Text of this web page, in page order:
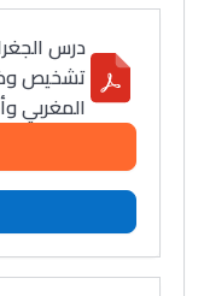
درس
تشخيص
المغربي